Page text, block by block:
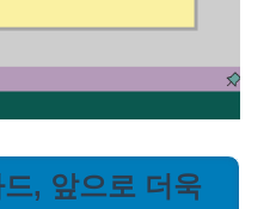
, 앞으로 더욱